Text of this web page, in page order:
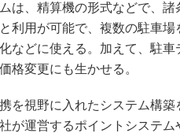
は、精算機の形式などで、諸
利用が可能で、複数の駐車
などに使える。加えて、駐
格変更にも生かせる。
を視野に入れたシステム構築
が運営するポイントシステ